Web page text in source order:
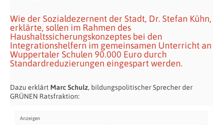
Wie der Sozialdezernent der Stadt, Dr. Stefan Kühn,
erklärte, sollen im Rahmen des
Haushaltssicherungskonzeptes bei den
Integrationshelfern im gemeinsamen Unterricht an
Wuppertaler Schulen 90.000 Euro durch
Standardreduzierungen eingespart werden.
Dazu erklärt Marc Schulz, bildungspolitischer Sprecher der
GRÜNEN Ratsfraktion: